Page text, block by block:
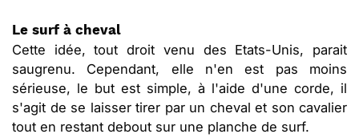
Le surf à cheval
Cette idée, tout droit venu des Etats-Unis, parait
saugrenu. Cependant, elle n'en est pas moins
sérieuse, le but est simple, à l'aide d'une corde, il
s'agit de se laisser tirer par un cheval et son cavalier
tout en restant debout sur une planche de surf.